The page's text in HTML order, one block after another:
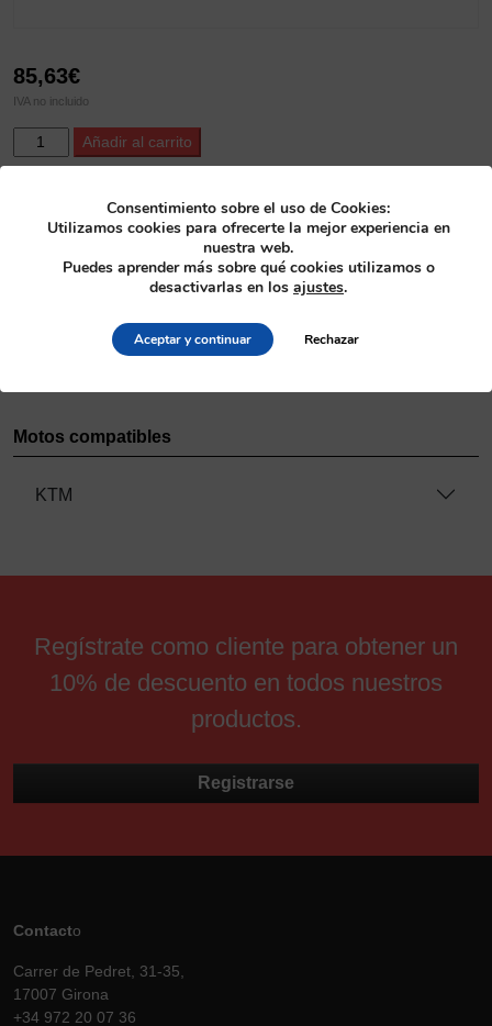
85,63€
IVA no incluido
ProX
Titanium
KTM450SX-
'0
Añadir al carrito
28.6427-2
Categoría
Motos compatibles
KTM
Regístrate como cliente para obtener un
10% de descuento en todos nuestros
productos.
Registrarse
Contacto
Carrer de Pedret, 31-35,
17007 Girona
+34 972 20 07 36
Consentimiento sobre el uso de Cookies:
Utilizamos cookies para ofrecerte la mejor experiencia en
nuestra web.
Puedes aprender más sobre qué cookies utilizamos o
desactivarlas en los ajustes.
Aceptar y continuar Rechazar